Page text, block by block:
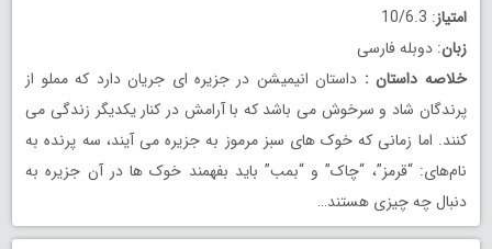
امتیاز: 10/6.3
زبان: دوبله فارسی
خلاصه داستان : داستان انیمیشن در جزیره ای جریان دارد که مملو از
پرندگان شاد و سرخوش می باشد که با آرامش در کنار یکدیگر زندگی می
کنند. اما زمانی که خوک های سبز مرموز به جزیره می آیند، سه پرنده به
نام‌های: “قرمز”، “چاک” و “بمب” باید بفهمند خوک ها در آن جزیره به
دنبال چه چیزی هستند…